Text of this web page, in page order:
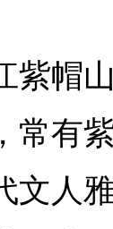
紫帽
常有
文人